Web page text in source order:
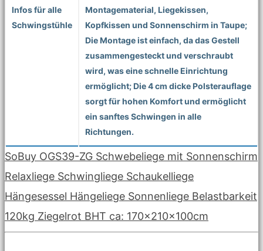
Infos für alle
Schwingstühle
Montagematerial, Liegekissen,
Kopfkissen und Sonnenschirm in Taupe;
Die Montage ist einfach, da das Gestell
zusammengesteckt und verschraubt
wird, was eine schnelle Einrichtung
ermöglicht; Die 4 cm dicke Polsterauflage
sorgt für hohen Komfort und ermöglicht
ein sanftes Schwingen in alle
Richtungen.
SoBuy OGS39-ZG Schwebeliege mit Sonnenschirm
Relaxliege Schwingliege Schaukelliege
Hängesessel Hängeliege Sonnenliege Belastbarkeit
120kg Ziegelrot BHT ca: 170x210x100cm